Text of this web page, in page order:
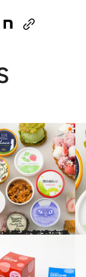
うちで楽しめる絶品アイス